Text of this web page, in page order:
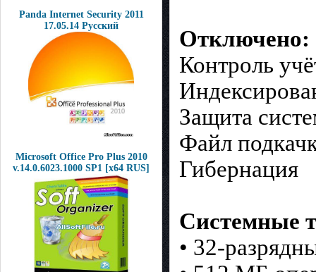
Panda Internet Security 2011
17.05.14 Русский
Microsoft Office Pro Plus 2010
v.14.0.6023.1000 SP1 [x64 RUS]
Отключено:
Контроль
Защита
Файл
Гибернация
Системные
• 32-